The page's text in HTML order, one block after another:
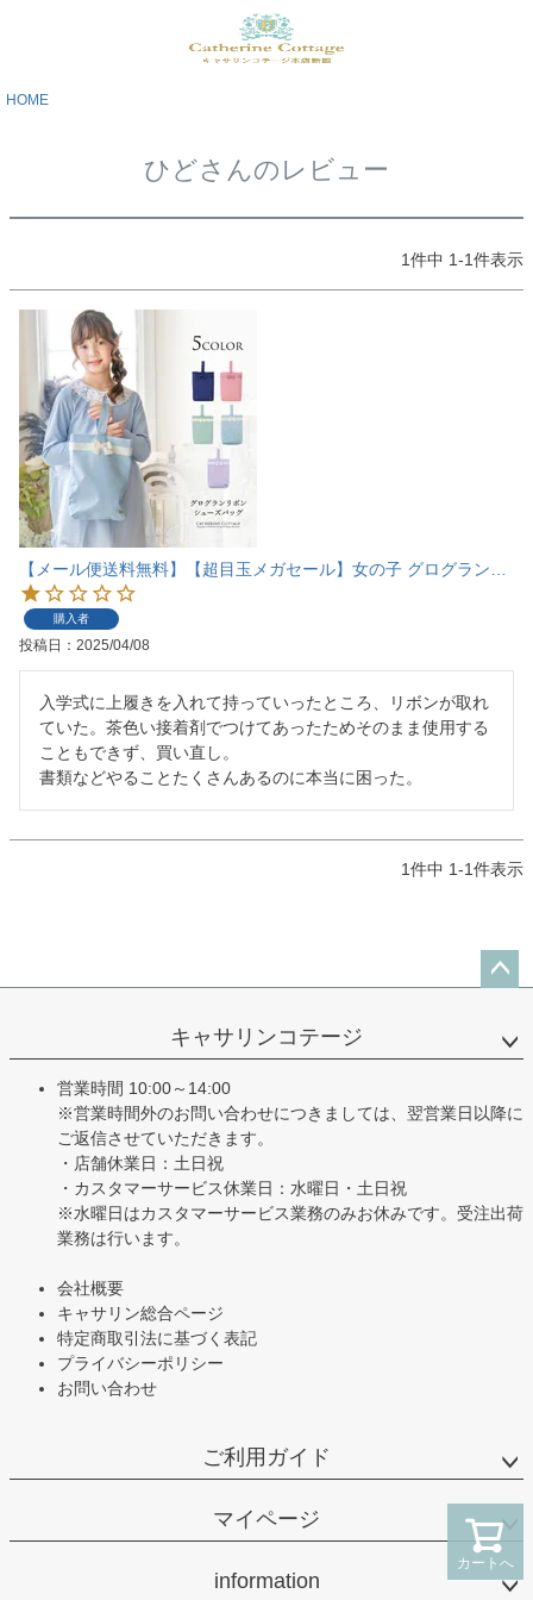
カートへ
HOME
ひどさんのレビュー
1件中 1-1件表示
【メール便送料無料】【超目玉メガセール】女の子 グログランリボンシューズバッグ 上履き袋 ネイビー 紺 幼稚園 小学校 通園通学グッズ 入園入学 お受験 上品 おしゃれ 上履き入れ シューズケース スクール レッスンバッグ・巾着《メール便優先商品》YUP12
購入者
投稿日 2025/04/08
入学式に上履きを入れて持っていったところ、リボンが取れ
ていた。茶色い接着剤でつけてあったためそのまま使用する
こともできず、買い直し。
書類などやることたくさんあるのに本当に困った。
1件中 1-1件表示
ップ
キャサリンコテージ
営業時間 10:00～14:00
※営業時間外のお問い合わせにつきましては、翌営業日以降に
ご返信させていただきます。
・店舗休業日：土日祝
・カスタマーサービス休業日：水曜日・土日祝
※水曜日はカスタマーサービス業務のみお休みです。受注出荷
業務は行います。
会社概要
キャサリン総合ページ
特定商取引法に基づく表記
プライバシーポリシー
お問い合わせ
ご利用ガイド
マイページ
information